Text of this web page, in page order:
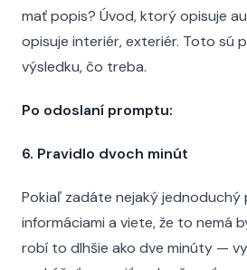
mať popis? Úvod, ktorý opisuje
opisuje interiér, exteriér. Toto sú
výsledku, čo treba.
Po odoslaní promptu:
6. Pravidlo dvoch minút
Pokiaľ zadáte nejaký
informáciami a viete, že to nemá
robí to dlhšie ako dve minúty —